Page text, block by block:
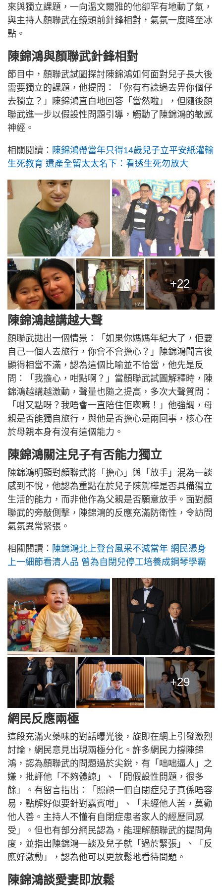
來與獨立課題，一向溫文爾雅的他卻罕有地動了氣，
與主持人顏聯武在鏡頭前針鋒相對，氣氛一度降至冰
點。
陳錦鴻與顏聯武針鋒相對
節目中，顏聯武試圖探討陳錦鴻如何面對兒子長大後
需要獨立的課題，他提問：「你有冇諗過去畀你個仔
去獨立？」陳錦鴻直白地回答「當然啦」，但隨後顏
聯武進一步以假設性問題引導，觸動了陳錦鴻的敏感
神經。
相關閱讀： 陳錦鴻帶當年只得14歲兒子立平安紙灌輸
生死教育 遺產全留太太名下：看透生死勿放大
+22
陳錦鴻越講越大聲
顏聯武拋出一個情景：「如果你媽媽年紀大了，佢要
自己一個人去旅行，你會不會擔心？」陳錦鴻聞言後
顯得相當不滿，認為這個比喻並不恰當，他先是反
問：「我擔心，咁點啊？」當顏聯武試圖解釋時，陳
錦鴻越講越激動，聲量也隨之提高，多次大聲質問：
「咁又點呀？我唔會一直陪住佢㗎嘛！」他強調，母
親是否能獨自旅行，與他是否擔心是兩回事，核心在
於母親本身有沒有這個能力。
陳錦鴻關注兒子有否能力獨立
陳錦鴻明顯對顏聯武將「擔心」與「放手」混為一談
感到不悅，他認為重點在於兒子陳駕樺是否具備獨立
生活的能力，而非他作為父親是否願意放手。面對顏
聯武的旁敲側擊，陳錦鴻的反應充滿防衛性，令訪問
氣氛異常緊張。
相關閱讀： 陳錦鴻北上登台風采不減當年 網民憑身
上一細節看清人品 曾為自閉兒停工培養成鋼琴學霸
+29
網民反應兩極
這段充滿火藥味的對話曝光後，旋即在網上引發激烈
討論，網民意見出現兩極分化。許多網民力撐陳錦
鴻，認為顏聯武的問題過於尖銳，有「咄咄逼人」之
嫌，批評他「不夠體諒」、「問假設性問題，很多
餘」。有留言指出：「照顧一個自閉症兒子真係唔容
易，點解好似要針對嘉賓咁」、「未經他人苦，莫勸
他人善。主持人不懂有自閉症患者家人的經歷同感
受」。但也有部分網民認為，能理解顏聯武的提問角
度，並指出陳錦鴻一談及兒子就「過於緊張」、「反
應好激動」，認為他可以更放鬆地看待問題。
陳錦鴻談愛妻即放鬆